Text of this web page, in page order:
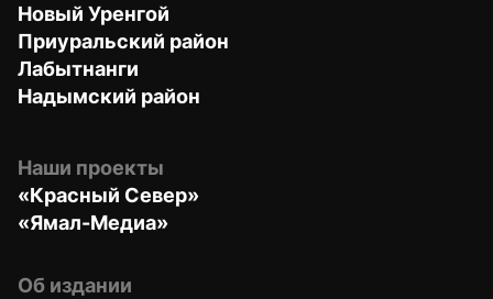
Новый Уренгой
Приуральский район
Лабытнанги
Надымский район
Наши проекты
«Красный Север»
«Ямал-Медиа»
Об издании